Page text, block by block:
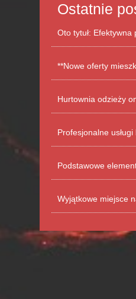
Ostatnie
Oto tytuł:
**Nowe oferty
Hurtownia odzieży
Profesjonalne
Podstawowe
Wyjątkowe miejsce